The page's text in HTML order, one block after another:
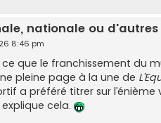
nationale ou
8:46 pm
que le franchissement du
pleine page à la une de
a préféré titrer sur
cela.